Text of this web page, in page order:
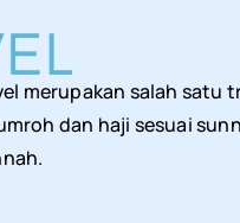
merupakan salah satu
dan haji sesuai